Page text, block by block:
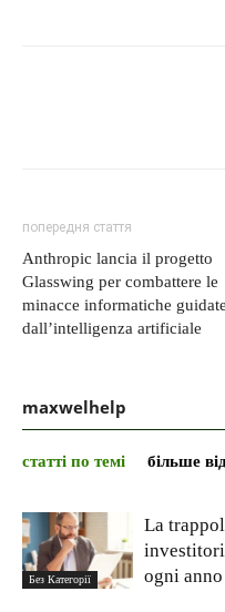
попередня стаття
Anthropic lancia il progetto
Glasswing per combattere le
minacce informatiche guidate
dall’intelligenza artificiale
maxwelhelp
статті по темі більше
Без Категорії
La
ogni anno